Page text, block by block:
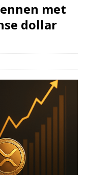
met
dollar